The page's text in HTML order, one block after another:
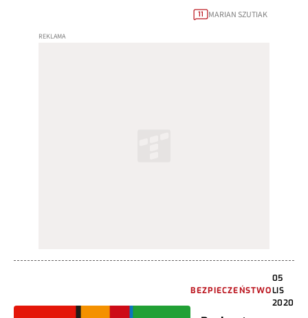
11 MARIAN SZUTIAK
BEZPIECZEŃSTWO
05
LIS
2020